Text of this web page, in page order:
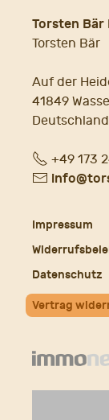
Torsten Bär
Torsten Bär
Auf der
41849
Deutschland
Fon+49 173
E-
Impressum
Datenschutz
Vertrag